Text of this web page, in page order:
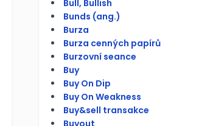
Bull, Bullish
Bunds (ang.)
Burza
Burza cenných papírů
Burzovní seance
Buy
Buy On Dip
Buy On Weakness
Buy&sell transakce
Buyout